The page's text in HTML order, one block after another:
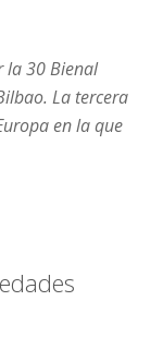
la 30 Bienal
La tercera
en la que